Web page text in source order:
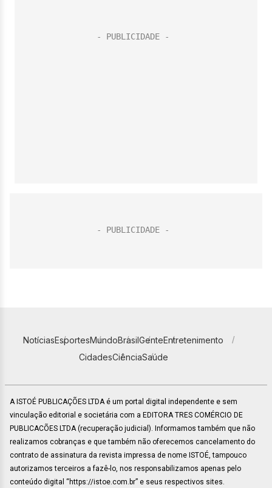
NotíciasEsportesMundoBrasilGenteEntretenimento
CidadesCiênciaSaúde
A ISTOÉ PUBLICAÇÕES LTDA é um portal digital independente e sem
vinculação editorial e societária com a EDITORA TRES COMÉRCIO DE
PUBLICACÕES LTDA (recuperação judicial). Informamos também que não
realizamos cobranças e que também não oferecemos cancelamento do
contrato de assinatura da revista impressa de nome ISTOÉ, tampouco
autorizamos terceiros a fazê-lo, nos responsabilizamos apenas pelo
conteúdo digital “https://istoe.com.br” e seus respectivos sites.